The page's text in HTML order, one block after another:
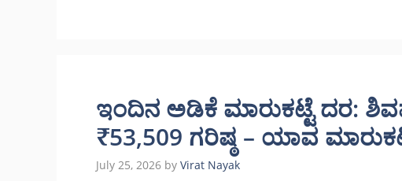
ಇಂದಿನ ಅಡಿಕೆ ಮಾರುಕಟ್ಟೆ ದರ:
₹53,509 ಗರಿಷ್ಠ – ಯಾವ
July 25, 2026 by Virat Nayak